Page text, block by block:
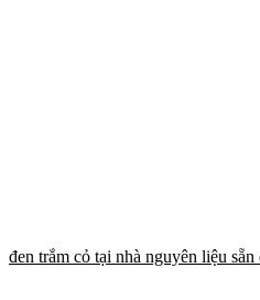
đen trắm cỏ tại nhà nguyên liệu sẵn